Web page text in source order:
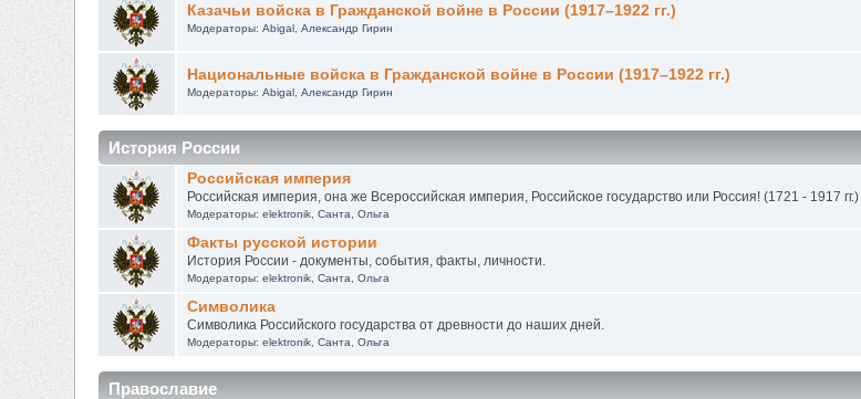
Казачьи войска в Гражданской войне в России (1917–1922 гг.)
Модераторы: Abigal, Александр Гирин
Национальные войска в Гражданской войне в России (1917–1922 гг.)
Модераторы: Abigal, Александр Гирин
История России
Российская империя
Российская империя, она же Всероссийская империя, Российское государство или Россия! (1721 - 1917 гг.)
Модераторы: elektronik, Санта Ольга
Факты русской истории
История России - документы, события, факты, личности.
Модераторы: elektronik, Санта Ольга
Символика
Символика Российского государства от древности до наших дней.
Модераторы: elektronik, Санта Ольга
Православие